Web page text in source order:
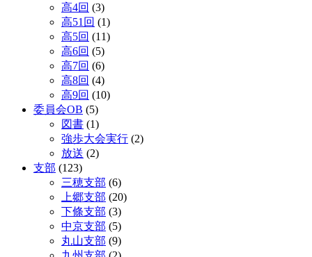
高4回 (3)
高51回 (1)
高5回 (11)
高6回 (5)
高7回 (6)
高8回 (4)
高9回 (10)
委員会OB (5)
図書 (1)
強歩大会実行 (2)
放送 (2)
支部 (123)
三穂支部 (6)
上郷支部 (20)
下條支部 (3)
中京支部 (5)
丸山支部 (9)